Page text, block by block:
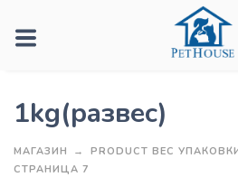
1kg(развес)
МАГАЗИН PRODUCT ВЕС
СТРАНИЦА 7